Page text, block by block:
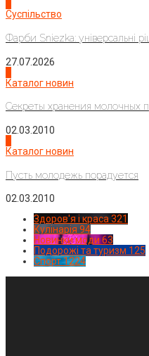
Суспільство
Фарби Sniezka: універсальні
27.07.2026
Каталог новин
Секреты хранения молочных
02.03.2010
Каталог новин
Пусть молодежь порадуется
02.03.2010
Здоров'я і краса 321
Кулінарія 94
Новинки моди 63
Подорожі та туризм 125
Спорт1224